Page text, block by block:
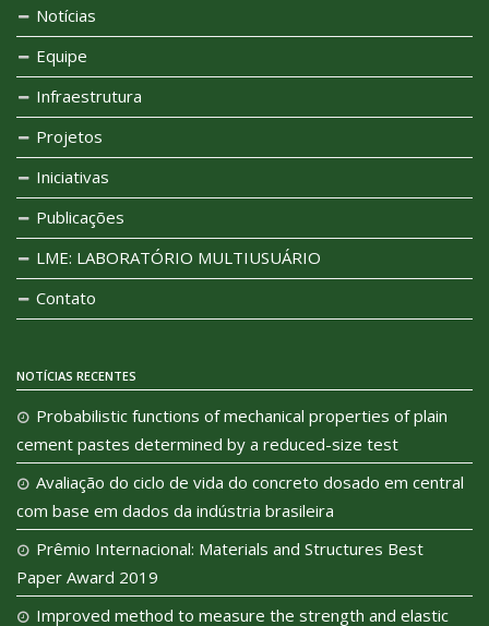
Notícias
Equipe
Infraestrutura
Projetos
Iniciativas
Publicações
LME: LABORATÓRIO MULTIUSUÁRIO
Contato
NOTÍCIAS RECENTES
Probabilistic functions of mechanical properties of plain
cement pastes determined by a reduced-size test
Avaliação do ciclo de vida do concreto dosado em central
com base em dados da indústria brasileira
Prêmio Internacional: Materials and Structures Best
Paper Award 2019
Improved method to measure the strength and elastic